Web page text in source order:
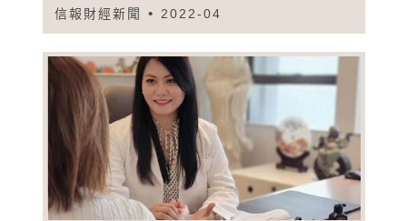
信報財經新聞 2022-04